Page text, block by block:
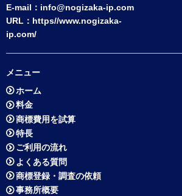
E-mail： info@nogizaka-ip.com
URL： https//www.nogizaka-
ip.com/
メニュー
ホーム
料金
商標費用を試算
特長
ご利用の流れ
よくある質問
商標登録・調査の依頼
事務所概要